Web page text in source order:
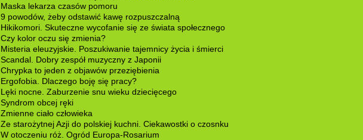
Maska lekarza czasów pomoru
9 powodów, żeby odstawić kawę rozpuszczalną
Hikikomori. Skuteczne wycofanie się ze świata społecznego
Czy kolor oczu się zmienia?
Misteria eleuzyjskie. Poszukiwanie tajemnicy życia i śmierci
Scandal. Dobry zespół muzyczny z Japonii
Chrypka to jeden z objawów przeziębienia
Ergofobia. Dlaczego boję się pracy?
Lęki nocne. Zaburzenie snu wieku dziecięcego
Syndrom obcej ręki
Zmienne ciało człowieka
Ze starożytnej Azji do polskiej kuchni. Ciekawostki o czosnku
W otoczeniu róż. Ogród Europa-Rosarium